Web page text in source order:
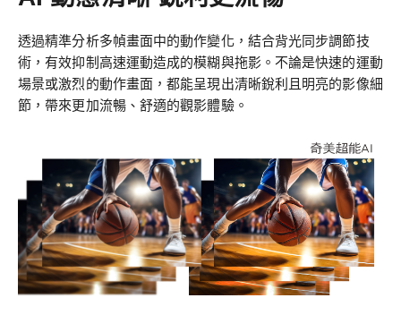
透過精準分析多幀畫面中的動作變化，結合背光同步調節技
術，有效抑制高速運動造成的模糊與拖影。不論是快速的運動
場景或激烈的動作畫面，都能呈現出清晰銳利且明亮的影像細
節，帶來更加流暢、舒適的觀影體驗。